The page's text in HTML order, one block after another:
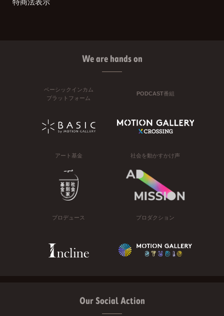
We are hands on
ベーシックインカム
プラットフォーム
PODCAST番組
アート基金 社会を動かすかけ声
プロデュース プロダクション
Our Social Action